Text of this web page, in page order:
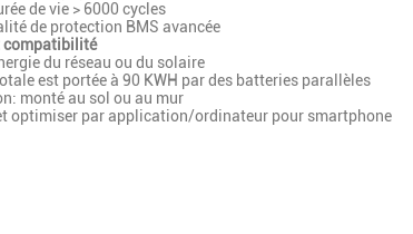
de vie > 6000 cycles
de protection BMS avancée
compatibilité
du réseau ou du solaire
est portée à 90 KWH par des batteries parallèles
monté au sol ou au mur
optimiser par application/ordinateur pour smartphone